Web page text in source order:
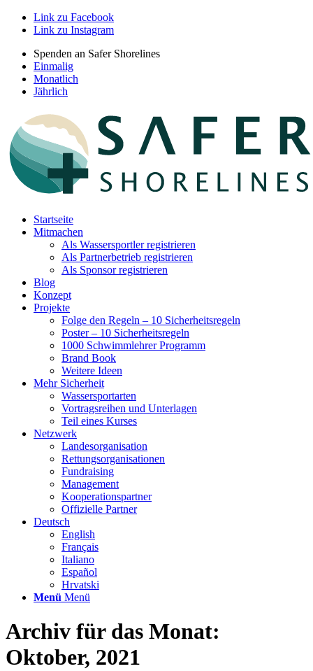
Link zu Facebook
Link zu Instagram
Spenden an Safer Shorelines
Einmalig
Monatlich
Jährlich
Startseite
Mitmachen
Als Wassersportler registrieren
Als Partnerbetrieb registrieren
Als Sponsor registrieren
Blog
Konzept
Projekte
Folge den Regeln – 10 Sicherheitsregeln
Poster – 10 Sicherheitsregeln
1000 Schwimmlehrer Programm
Brand Book
Weitere Ideen
Mehr Sicherheit
Wassersportarten
Vortragsreihen und Unterlagen
Teil eines Kurses
Netzwerk
Landesorganisation
Rettungsorganisationen
Fundraising
Management
Kooperationspartner
Offizielle Partner
Deutsch
English
Français
Italiano
Español
Hrvatski
Menü Menü
Archiv für das Monat:
Oktober, 2021